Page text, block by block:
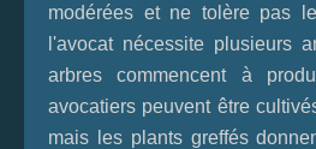
modérées et ne tolère pas
l'avocat nécessite plusieurs
arbres commencent à
avocatiers peuvent être
mais les plants greffés